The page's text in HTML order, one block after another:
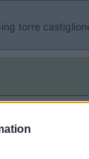
torre
cambia